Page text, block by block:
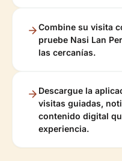
Combine su visita
pruebe Nasi Lan
las cercanías.
Descargue la
visitas guiadas,
contenido digital
experiencia.